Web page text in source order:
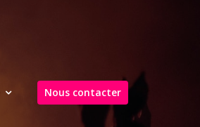
Nous contacter